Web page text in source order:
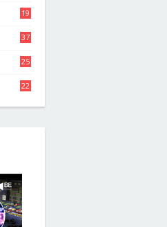
19
37
25
22